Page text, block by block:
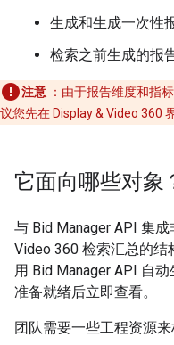
生成和生成一次性
检索之前生成的报
注意 ：由于报告维度和指
议您先在 Display & Video 360
它面向哪些对象
与 Bid Manager API 集
Video 360 检索汇总的结
用 Bid Manager API 自
准备就绪后立即查看。
团队需要一些工程资源来